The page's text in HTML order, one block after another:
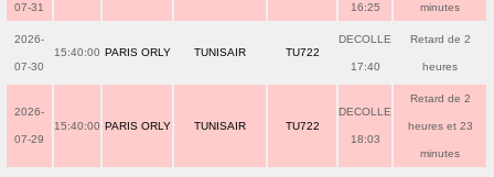
07-31 16:25 minutes
2026-
07-30
15:40:00 PARIS ORLY TUNISAIR TU722
DECOLLE
17:40
Retard de 2
heures
2026-
07-29
15:40:00 PARIS ORLY TUNISAIR TU722
DECOLLE
18:03
Retard de 2
heures et 23
minutes